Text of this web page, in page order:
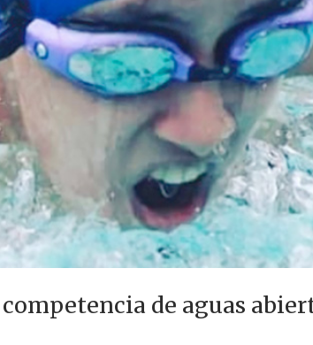
de aguas